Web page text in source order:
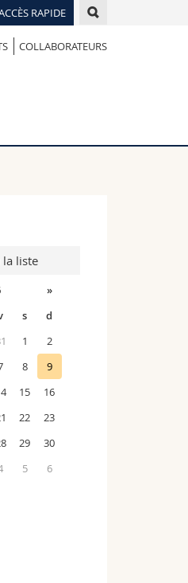
RAPIDE
personnel
des cours
COLLABORATEURS
la liste
»
s
d
1
2
8
9
15
16
22
23
29
30
5 6